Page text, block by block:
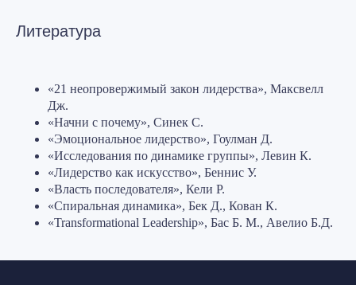
Литература
«21 неопровержимый закон лидерства», Максвелл
Дж.
«Начни с почему», Синек С.
«Эмоциональное лидерство», Гоулман Д.
«Исследования по динамике группы», Левин К.
«Лидерство как искусство», Беннис У.
«Власть последователя», Кели Р.
«Спиральная динамика», Бек Д., Кован К.
«Transformational Leadership», Бас Б. М., Авелио Б.Д.